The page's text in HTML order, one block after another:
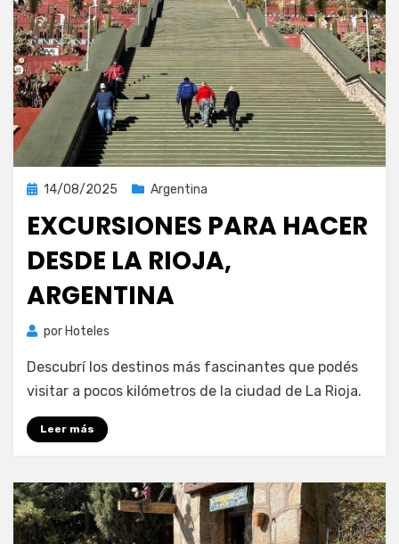
Publicada
14/08/2025 Argentina
EXCURSIONES PARA HACER
DESDE LA RIOJA,
ARGENTINA
por Hoteles
Descubrí los destinos más fascinantes que podés
visitar a pocos kilómetros de la ciudad de La Rioja.
Leer más